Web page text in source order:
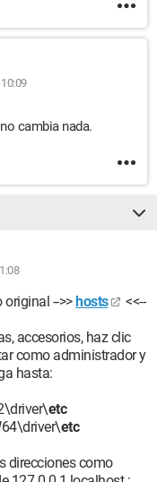
cambia nada.
-->>hosts <<--
accesorios, haz clic
como administrador y
hasta:
etc
etc
direcciones como